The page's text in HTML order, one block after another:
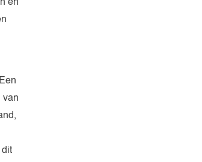
en
van
dit